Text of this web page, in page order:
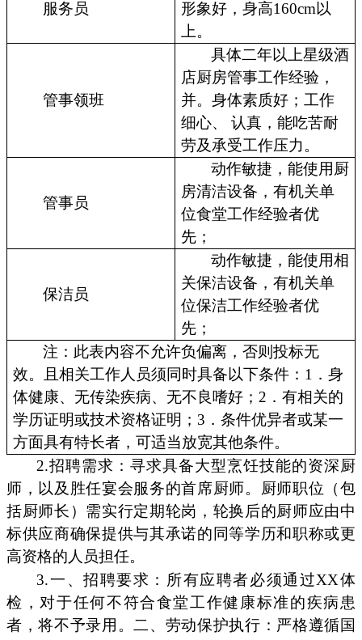
服务员
形象好，身高160cm以
上。
管事领班
具体二年以上星级酒
店厨房管事工作经验，
并。身体素质好；工作
细心、 认真，能吃苦耐
劳及承受工作压力。
管事员
动作敏捷，能使用厨
房清洁设备，有机关单
位食堂工作经验者优
先；
保洁员
动作敏捷，能使用相
关保洁设备，有机关单
位保洁工作经验者优
先；
注：此表内容不允许负偏离，否则投标无
效。且相关工作人员须同时具备以下条件：1．身
体健康、无传染疾病、无不良嗜好；2．有相关的
学历证明或技术资格证明；3．条件优异者或某一
方面具有特长者，可适当放宽其他条件。
2.招聘需求：寻求具备大型烹饪技能的资深厨
师，以及胜任宴会服务的首席厨师。厨师职位（包
括厨师长）需实行定期轮岗，轮换后的厨师应由中
标供应商确保提供与其承诺的同等学历和职称或更
高资格的人员担任。
3.一、招聘要求：所有应聘者必须通过XX体
检，对于任何不符合食堂工作健康标准的疾病患
者，将不予录用。二、劳动保护执行：严格遵循国